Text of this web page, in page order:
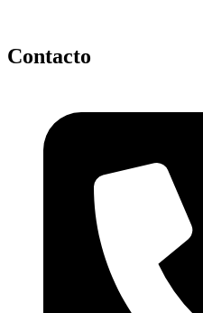
Contacto